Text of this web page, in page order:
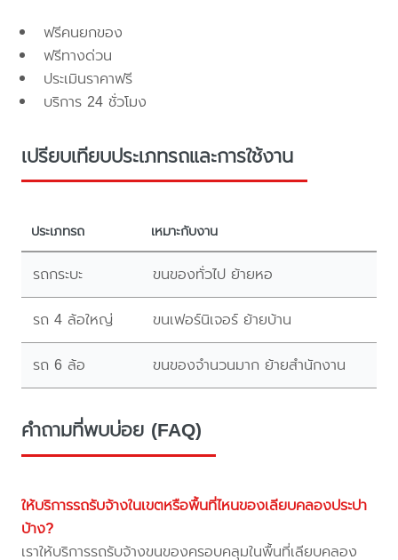
ฟรีคนยกของ
ฟรีทางด่วน
ประเมินราคาฟรี
บริการ 24 ชั่วโมง
เปรียบเทียบประเภทรถและการใช้งาน
ประเภทรถ เหมาะกับงาน
รถกระบะ ขนของทั่วไป ย้ายหอ
รถ 4 ล้อใหญ่ ขนเฟอร์นิเจอร์ ย้ายบ้าน
รถ 6 ล้อ ขนของจำนวนมาก ย้ายสำนักงาน
คำถามที่พบบ่อย (FAQ)
ให้บริการรถรับจ้างในเขตหรือพื้นที่ไหนของเลียบคลองประปา
บ้าง?
เราให้บริการรถรับจ้างขนของครอบคลุมในพื้นที่เลียบคลอง